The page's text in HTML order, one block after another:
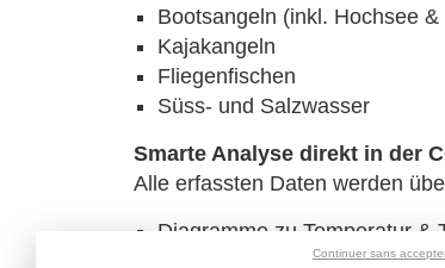
Bootsangeln (inkl. Hochsee &
Kajakangeln
Fliegenfischen
Süss- und Salzwasser
Smarte Analyse direkt in der
Alle erfassten Daten werden
Diagramme zu Temperatur &
Visualisierung vonContinuer sans